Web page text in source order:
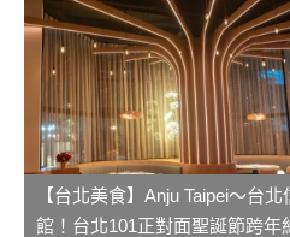
【台北美食】Anju Taipei～台
館！台北101正對面聖誕節跨年